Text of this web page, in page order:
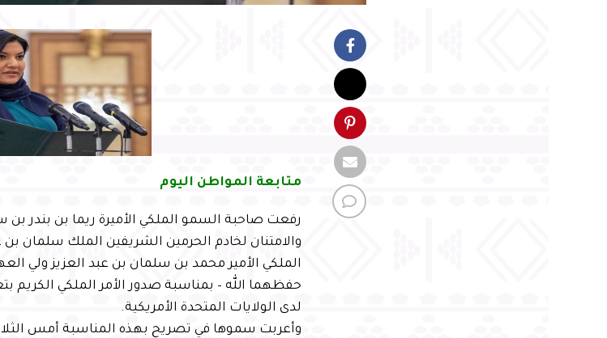
متابعة المواطن اليوم
رفعت صاحبة السمو الملكي الأميرة ريما بن بندر
والامتنان لخادم الحرمين الشريفين الملك سلمان
الملكي الأمير محمد بن سلمان بن عبد العزيز ولي
حفظهما الله – بمناسبة صدور الأمر الملكي الكريم
لدى الولايات المتحدة الأمريكية.
وأعربت سموها في تصريح بهذه المناسبة أمس